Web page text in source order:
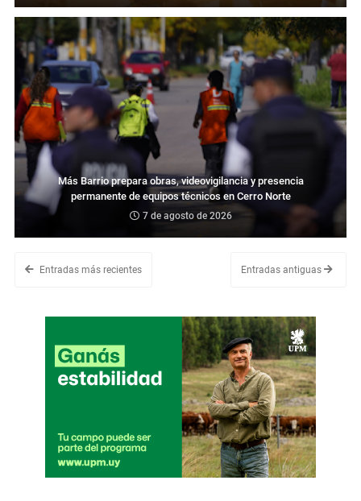
Más Barrio prepara obras, videovigilancia y presencia
permanente de equipos técnicos en Cerro Norte
7 de agosto de 2026
Entradas más recientes Entradas antiguas